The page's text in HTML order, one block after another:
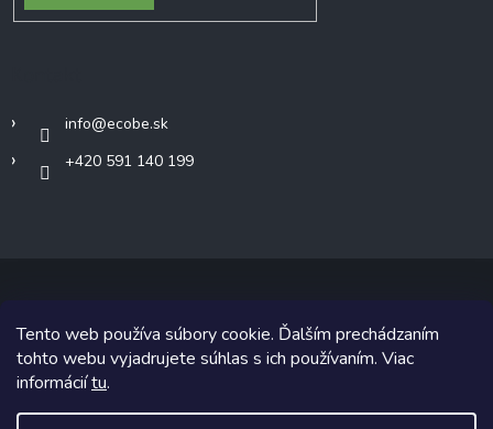
Tento web používa súbory cookie. Ďalším prechádzaním
tohto webu vyjadrujete súhlas s ich používaním. Viac
informáciítu.
info@ecobe.sk
+420 591 140 199
Copyright 2026Ecobe.sk. Všetky práva vyhradené.
Grafický návrh vytvoril a na Shoptet implementoval
Shoptetak.cz.